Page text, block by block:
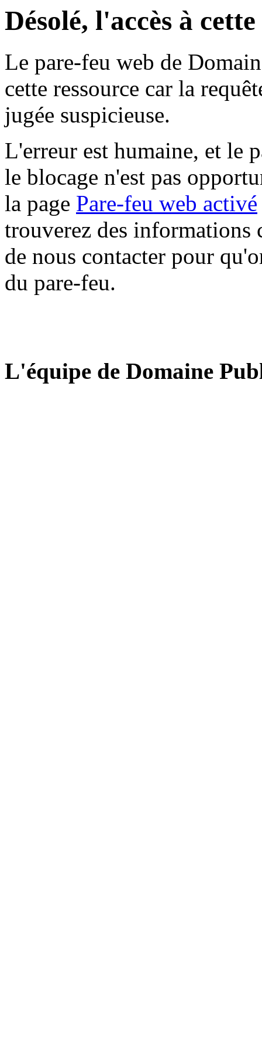
Désolé, l'accès à
Le pare-feu web de
cette ressource car la
jugée suspicieuse.
L'erreur est humaine, et le
le blocage n'est pas
la page Pare-feu web activé
trouverez des informations
de nous contacter pour
du pare-feu.
L'équipe de Domaine